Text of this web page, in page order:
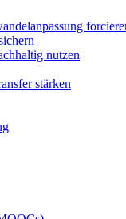
nutzen
stärken